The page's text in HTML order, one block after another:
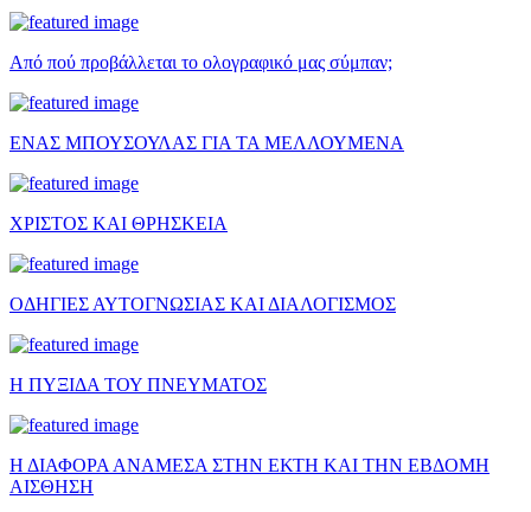
Από πού προβάλλεται το ολογραφικό μας σύμπαν;
ΕΝΑΣ ΜΠΟΥΣΟΥΛΑΣ ΓΙΑ ΤΑ ΜΕΛΛΟΥΜΕΝΑ
ΧΡΙΣΤΟΣ ΚΑΙ ΘΡΗΣΚΕΙΑ
ΟΔΗΓΙΕΣ ΑΥΤΟΓΝΩΣΙΑΣ ΚΑΙ ΔΙΑΛΟΓΙΣΜΟΣ
Η ΠΥΞΙΔΑ ΤΟΥ ΠΝΕΥΜΑΤΟΣ
Η ΔΙΑΦΟΡΑ ΑΝΑΜΕΣΑ ΣΤΗΝ ΕΚΤΗ ΚΑΙ ΤΗΝ ΕΒΔΟΜΗ
ΑΙΣΘΗΣΗ